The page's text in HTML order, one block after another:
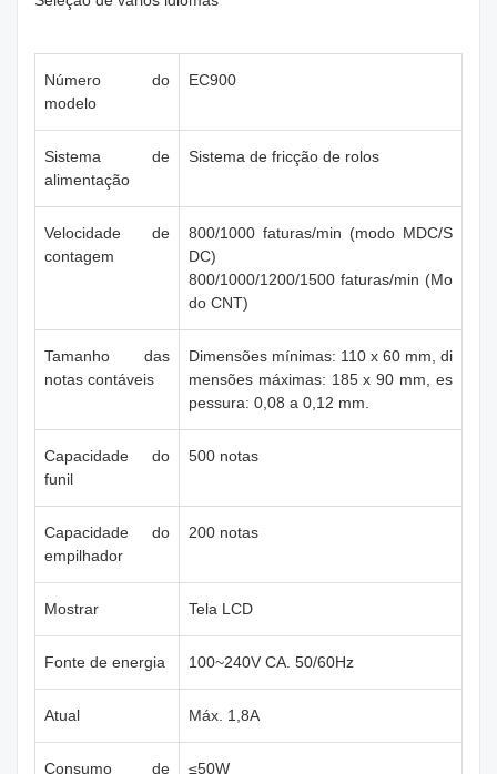
Número do
modelo
EC900
Sistema de
alimentação
Sistema de fricção de rolos
Velocidade de
contagem
800/1000 faturas/min (modo MDC/S
DC)
800/1000/1200/1500 faturas/min (Mo
do CNT)
Tamanho das
notas contáveis
Dimensões mínimas: 110 x 60 mm, di
mensões máximas: 185 x 90 mm, es
pessura: 0,08 a 0,12 mm.
Capacidade do
funil
500 notas
Capacidade do
empilhador
200 notas
Mostrar Tela LCD
Fonte de energia 100~240V CA. 50/60Hz
Atual Máx. 1,8A
Consumo de
≤50W